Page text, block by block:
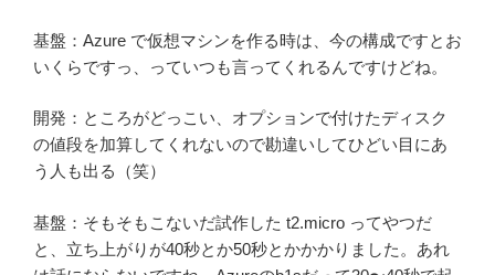
基盤：Azure で仮想マシンを作る時は、今の構成ですとお
いくらですっ、っていつも言ってくれるんですけどね。
開発：ところがどっこい、オプションで付けたディスク
の値段を加算してくれないので勘違いしてひどい目にあ
う人も出る（笑）
基盤：そもそもこないだ試作した t2.micro ってやつだ
と、立ち上がりが40秒とか50秒とかかかりました。あれ